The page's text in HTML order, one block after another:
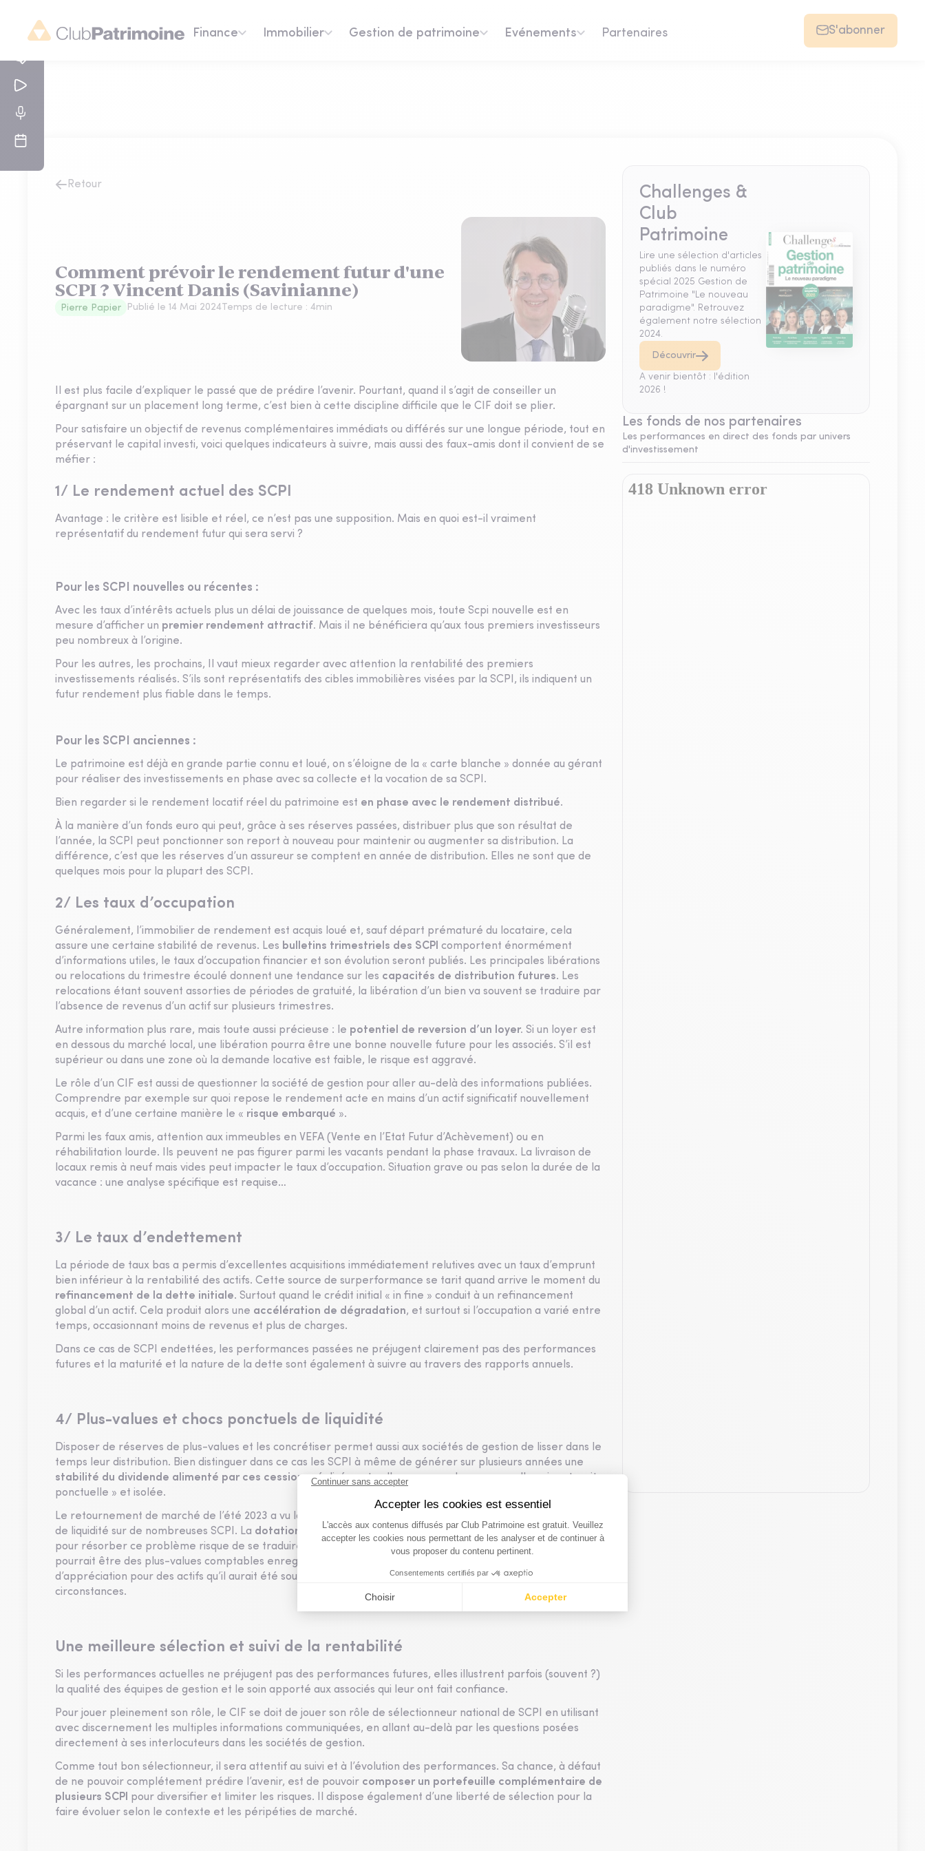
Finance Immobilier Gestion de patrimoine Evénements Partenaires S'abonner
Retour
Comment prévoir le rendement futur d'une
SCPI ? Vincent Danis (Savinianne)
Pierre Papier Publié le 14 Mai 2024Temps de lecture : 4min
Il est plus facile d’expliquer le passé que de prédire l’avenir. Pourtant, quand il s’agit de conseiller un
épargnant sur un placement long terme, c’est bien à cette discipline difficile que le CIF doit se plier.
Pour satisfaire un objectif de revenus complémentaires immédiats ou différés sur une longue période, tout en
préservant le capital investi, voici quelques indicateurs à suivre, mais aussi des faux-amis dont il convient de se
méfier :
1/ Le rendement actuel des SCPI
Avantage : le critère est lisible et réel, ce n’est pas une supposition. Mais en quoi est-il vraiment
représentatif du rendement futur qui sera servi ?
Pour les SCPI nouvelles ou récentes :
Avec les taux d’intérêts actuels plus un délai de jouissance de quelques mois, toute Scpi nouvelle est en
mesure d’afficher un premier rendement attractif. Mais il ne bénéficiera qu’aux tous premiers investisseurs
peu nombreux à l’origine.
Pour les autres, les prochains, Il vaut mieux regarder avec attention la rentabilité des premiers
investissements réalisés. S’ils sont représentatifs des cibles immobilières visées par la SCPI, ils indiquent un
futur rendement plus fiable dans le temps.
Pour les SCPI anciennes :
Le patrimoine est déjà en grande partie connu et loué, on s’éloigne de la « carte blanche » donnée au gérant
pour réaliser des investissements en phase avec sa collecte et la vocation de sa SCPI.
Bien regarder si le rendement locatif réel du patrimoine est en phase avec le rendement distribué.
À la manière d’un fonds euro qui peut, grâce à ses réserves passées, distribuer plus que son résultat de
l’année, la SCPI peut ponctionner son report à nouveau pour maintenir ou augmenter sa distribution. La
différence, c’est que les réserves d’un assureur se comptent en année de distribution. Elles ne sont que de
quelques mois pour la plupart des SCPI.
2/ Les taux d’occupation
Généralement, l’immobilier de rendement est acquis loué et, sauf départ prématuré du locataire, cela
assure une certaine stabilité de revenus. Les bulletins trimestriels des SCPI comportent énormément
d’informations utiles, le taux d’occupation financier et son évolution seront publiés. Les principales libérations
ou relocations du trimestre écoulé donnent une tendance sur les capacités de distribution futures. Les
relocations étant souvent assorties de périodes de gratuité, la libération d’un bien va souvent se traduire par
l’absence de revenus d’un actif sur plusieurs trimestres.
Autre information plus rare, mais toute aussi précieuse : le potentiel de reversion d’un loyer. Si un loyer est
en dessous du marché local, une libération pourra être une bonne nouvelle future pour les associés. S’il est
supérieur ou dans une zone où la demande locative est faible, le risque est aggravé.
Le rôle d’un CIF est aussi de questionner la société de gestion pour aller au-delà des informations publiées.
Comprendre par exemple sur quoi repose le rendement acte en mains d’un actif significatif nouvellement
acquis, et d’une certaine manière le « risque embarqué ».
Parmi les faux amis, attention aux immeubles en VEFA (Vente en l’Etat Futur d’Achèvement) ou en
réhabilitation lourde. Ils peuvent ne pas figurer parmi les vacants pendant la phase travaux. La livraison de
locaux remis à neuf mais vides peut impacter le taux d’occupation. Situation grave ou pas selon la durée de la
vacance : une analyse spécifique est requise…
3/ Le taux d’endettement
La période de taux bas a permis d’excellentes acquisitions immédiatement relutives avec un taux d’emprunt
bien inférieur à la rentabilité des actifs. Cette source de surperformance se tarit quand arrive le moment du
refinancement de la dette initiale. Surtout quand le crédit initial « in fine » conduit à un refinancement
global d’un actif. Cela produit alors une accélération de dégradation, et surtout si l’occupation a varié entre
temps, occasionnant moins de revenus et plus de charges.
Dans ce cas de SCPI endettées, les performances passées ne préjugent clairement pas des performances
futures et la maturité et la nature de la dette sont également à suivre au travers des rapports annuels.
4/ Plus-values et chocs ponctuels de liquidité
Disposer de réserves de plus-values et les concrétiser permet aussi aux sociétés de gestion de lisser dans le
temps leur distribution. Bien distinguer dans ce cas les SCPI à même de générer sur plusieurs années une
stabilité du dividende alimenté par ces cessionsréalisées et celles avec une bonne nouvelle qui resterait «
ponctuelle » et isolée.
Le retournement de marché de l’été 2023 a vu la sortie de nombreux institutionnels ou SCI et des blocages
de liquidité sur de nombreuses SCPI. La dotation de fonds de remboursements qui pourra être actionnée
pour résorber ce problème risque de se traduire par la
revente des actifs
les plus cessibles. Le résultat
pourrait être des plus-values comptables enregistrées, mais, ce faisant, une
d’appréciation pour des actifs qu’il aurait été souhaitable de conserver davantage, dans toutes autres
circonstances.
Une meilleure sélection et suivi de la rentabilité
Si les performances actuelles ne préjugent pas des performances futures, elles illustrent parfois (souvent ?)
la qualité des équipes de gestion et le soin apporté aux associés qui leur ont fait confiance.
Pour jouer pleinement son rôle, le CIF se doit de jouer son rôle de sélectionneur national de SCPI en utilisant
avec discernement les multiples informations communiquées, en allant au-delà par les questions posées
directement à ses interlocuteurs dans les sociétés de gestion.
Comme tout bon sélectionneur, il sera attentif au suivi et à l’évolution des performances. Sa chance, à défaut
de ne pouvoir complétement prédire l’avenir, est de pouvoir composer un portefeuille complémentaire de
plusieurs SCPI pour diversifier et limiter les risques. Il dispose également d’une liberté de sélection pour la
faire évoluer selon le contexte et les péripéties de marché.
Challenges &
Club
Patrimoine
Lire une sélection d'articles
publiés dans le numéro
spécial 2025 Gestion de
Patrimoine "Le nouveau
paradigme". Retrouvez
également notre sélection
2024.
Découvrir
A venir bientôt : l'édition
2026 !
Les fonds de nos partenaires
Les performances en direct des fonds par univers
d'investissement